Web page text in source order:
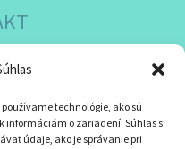
technológie, ako sú
informáciám o zariadení. Súhlas s
údaje, ako je správanie pri